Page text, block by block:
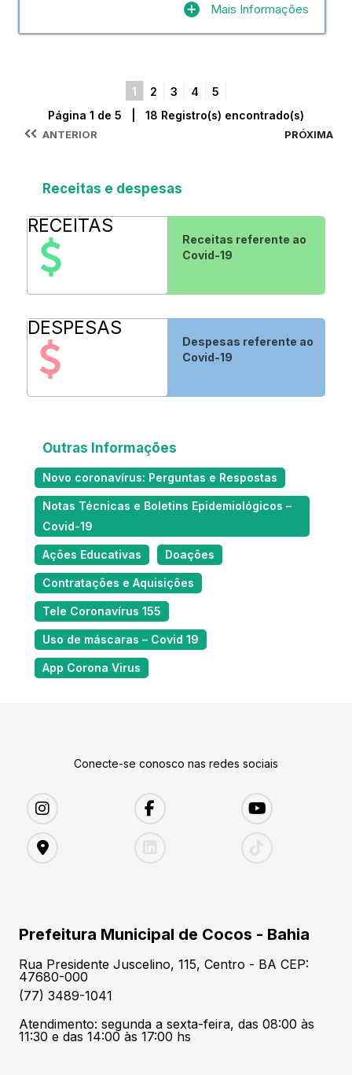
Mais Informações
1 2 3 4 5
ANTERIOR
Página 1 de 5 | 18 Registro(s) encontrado(s)
PRÓXIMA
Receitas e despesas
RECEITAS
Receitas referente ao
Covid-19
DESPESAS
Despesas referente ao
Covid-19
Outras Informações
Novo coronavírus: Perguntas e Respostas
Notas Técnicas e Boletins Epidemiológicos –
Covid-19
Ações Educativas Doações
Contratações e Aquisições
Tele Coronavírus 155
Uso de máscaras – Covid 19
App Corona Virus
Conecte-se conosco nas redes sociais
Prefeitura Municipal de Cocos - Bahia
Rua Presidente Juscelino, 115, Centro - BA CEP:
47680-000
(77) 3489-1041
Atendimento: segunda a sexta-feira, das 08:00 às
11:30 e das 14:00 às 17:00 hs